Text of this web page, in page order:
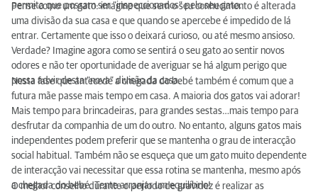
permita que possam ser “inspeccionados” pelo seu gato.
Pense como um gato: imagine que sem o seu conhecimento é alterada
uma divisão da sua casa e que quando se apercebe é impedido de lá
entrar. Certamente que isso o deixará curioso, ou até mesmo ansioso.
Verdade? Imagine agora como se sentirá o seu gato ao sentir novos
odores e não ter oportunidade de averiguar se há algum perigo que
possa advir desta “nova” divisão da casa.
Nesta fase que antecede a chegada do bebé também é comum que a
futura mãe passe mais tempo em casa. A maioria dos gatos vai adorar!
Mais tempo para brincadeiras, para grandes sestas…mais tempo para
desfrutar da companhia de um do outro. No entanto, alguns gatos mais
independentes podem preferir que se mantenha o grau de interacção
social habitual. Também não se esqueça que um gato muito dependente
de interacção vai necessitar que essa rotina se mantenha, mesmo após
a chegada do bebé. Tente arranjar um equilíbrio!
O melhor conselho durante o período de gravidez é realizar as